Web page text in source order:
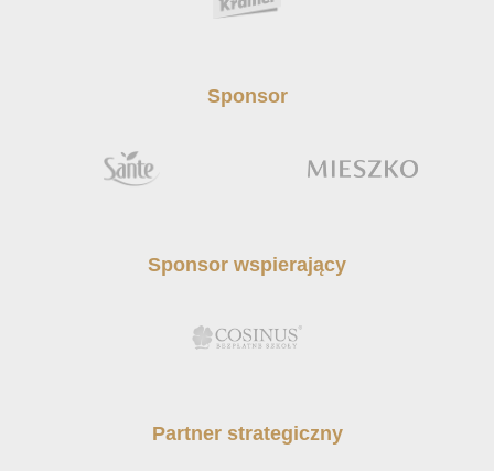
Sponsor
Sponsor wspierający
Partner strategiczny